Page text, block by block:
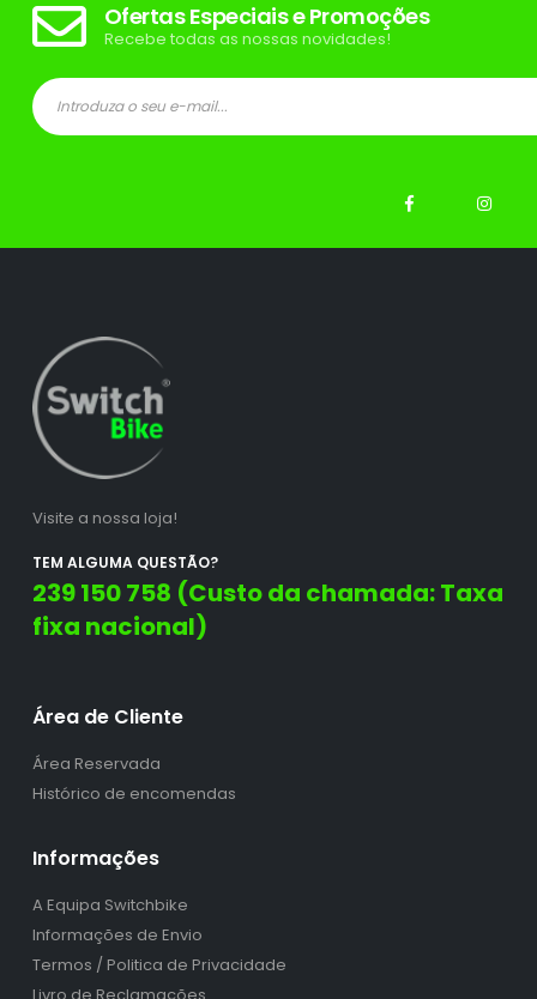
Ofertas Especiais e Promoções
Recebe todas as nossas novidades!
Visite a nossa loja!
TEM ALGUMA QUESTÃO?
239 150 758 (Custo da chamada: Taxa
fixa nacional)
Área de Cliente
Área Reservada
Histórico de encomendas
Informações
A Equipa Switchbike
Informações de Envio
Termos / Politica de Privacidade